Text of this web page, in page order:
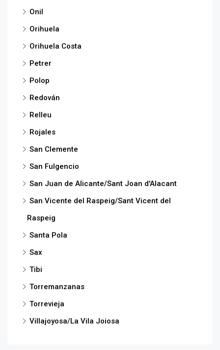
Onil
Orihuela
Orihuela Costa
Petrer
Polop
Redován
Relleu
Rojales
San Clemente
San Fulgencio
San Juan de Alicante/Sant Joan d'Alacant
San Vicente del Raspeig/Sant Vicent del
Raspeig
Santa Pola
Sax
Tibi
Torremanzanas
Torrevieja
Villajoyosa/La Vila Joiosa